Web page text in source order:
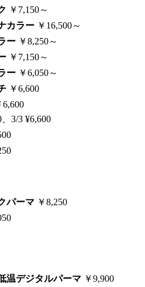
￥7,150～
カラー ￥16,500～
ー ￥8,250～
￥7,150～
ー ￥6,050～
￥6,600
6,600
3/3 ¥6,600
パーマ ￥8,250
温デジタルパーマ ￥9,900